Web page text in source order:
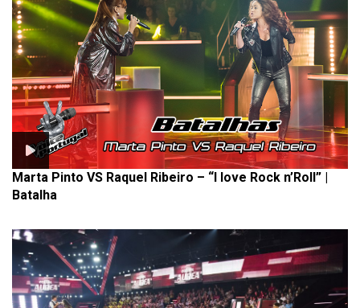
Marta Pinto VS Raquel Ribeiro – “I love Rock n’Roll” |
Batalha